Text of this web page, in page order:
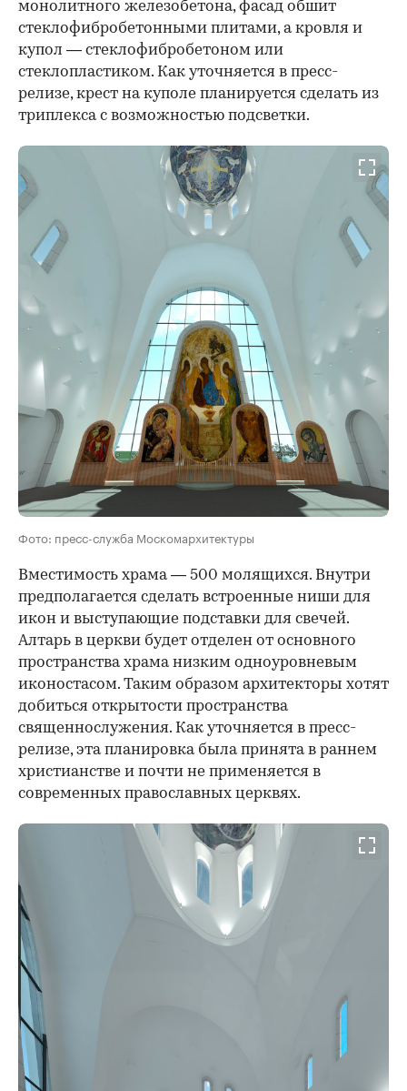
монолитного железобетона, фасад обшит
стеклофибробетонными плитами, а кровля и
купол — стеклофибробетоном или
стеклопластиком. Как уточняется в пресс-
релизе, крест на куполе планируется сделать из
триплекса с возможностью подсветки.
Фото: пресс-служба Москомархитектуры
Вместимость храма — 500 молящихся. Внутри
предполагается сделать встроенные ниши для
икон и выступающие подставки для свечей.
Алтарь в церкви будет отделен от основного
пространства храма низким одноуровневым
иконостасом. Таким образом архитекторы хотят
добиться открытости пространства
священнослужения. Как уточняется в пресс-
релизе, эта планировка была принята в раннем
христианстве и почти не применяется в
современных православных церквях.